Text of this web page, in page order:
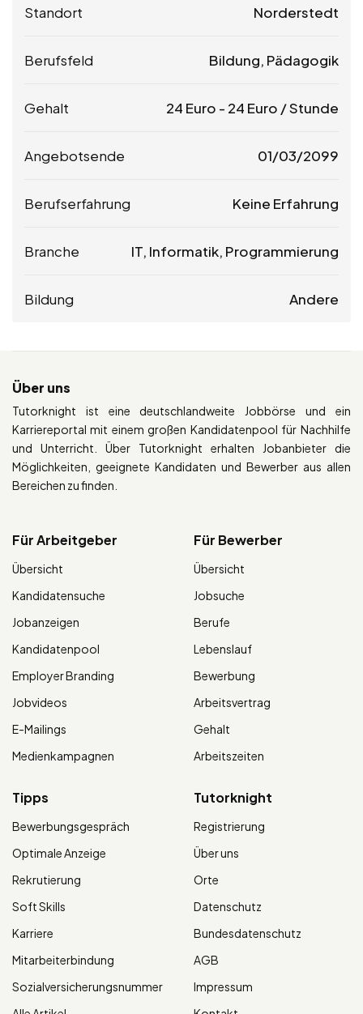
Standort Norderstedt
Berufsfeld Bildung, Pädagogik
Gehalt 24 Euro - 24 Euro / Stunde
Angebotsende 01/03/2099
Berufserfahrung Keine Erfahrung
Branche IT, Informatik, Programmierung
Bildung Andere
Über uns
Tutorknight ist eine deutschlandweite Jobbörse und ein
Karriereportal mit einem großen Kandidatenpool für Nachhilfe
und Unterricht. Über Tutorknight erhalten Jobanbieter die
Möglichkeiten, geeignete Kandidaten und Bewerber aus allen
Bereichen zu finden.
Für Arbeitgeber
Übersicht
Kandidatensuche
Jobanzeigen
Kandidatenpool
Employer Branding
Jobvideos
E-Mailings
Medienkampagnen
Für Bewerber
Übersicht
Jobsuche
Berufe
Lebenslauf
Bewerbung
Arbeitsvertrag
Gehalt
Arbeitszeiten
Tipps
Bewerbungsgespräch
Optimale Anzeige
Rekrutierung
Soft Skills
Karriere
Mitarbeiterbindung
Sozialversicherungsnummer
Tutorknight
Registrierung
Über uns
Orte
Datenschutz
Bundesdatenschutz
AGB
Impressum